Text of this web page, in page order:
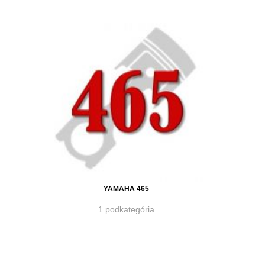
YAMAHA 465
1 podkategória